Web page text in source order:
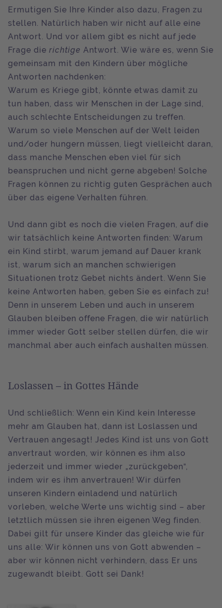
Ermutigen Sie Ihre Kinder also dazu, Fragen zu
stellen. Natürlich haben wir nicht auf alle eine
Antwort. Und vor allem gibt es nicht auf jede
Frage die richtige Antwort. Wie wäre es, wenn Sie
gemeinsam mit den Kindern über mögliche
Antworten nachdenken:
Warum es Kriege gibt, könnte etwas damit zu
tun haben, dass wir Menschen in der Lage sind,
auch schlechte Entscheidungen zu treffen.
Warum so viele Menschen auf der Welt leiden
und/oder hungern müssen, liegt vielleicht daran,
dass manche Menschen eben viel für sich
beanspruchen und nicht gerne abgeben! Solche
Fragen können zu richtig guten Gesprächen auch
über das eigene Verhalten führen.
Und dann gibt es noch die vielen Fragen, auf die
wir tatsächlich keine Antworten finden: Warum
ein Kind stirbt, warum jemand auf Dauer krank
ist, warum sich an manchen schwierigen
Situationen trotz Gebet nichts ändert. Wenn Sie
keine Antworten haben, geben Sie es einfach zu!
Denn in unserem Leben und auch in unserem
Glauben bleiben offene Fragen, die wir natürlich
immer wieder Gott selber stellen dürfen, die wir
manchmal aber auch einfach aushalten müssen.
Loslassen – in Gottes Hände
Und schließlich: Wenn ein Kind kein Interesse
mehr am Glauben hat, dann ist Loslassen und
Vertrauen angesagt! Jedes Kind ist uns von Gott
anvertraut worden, wir können es ihm also
jederzeit und immer wieder „zurückgeben“,
indem wir es ihm anvertrauen! Wir dürfen
unseren Kindern einladend und natürlich
vorleben, welche Werte uns wichtig sind – aber
letztlich müssen sie ihren eigenen Weg finden.
Dabei gilt für unsere Kinder das gleiche wie für
uns alle: Wir können uns von Gott abwenden –
aber wir können nicht verhindern, dass Er uns
zugewandt bleibt. Gott sei Dank!